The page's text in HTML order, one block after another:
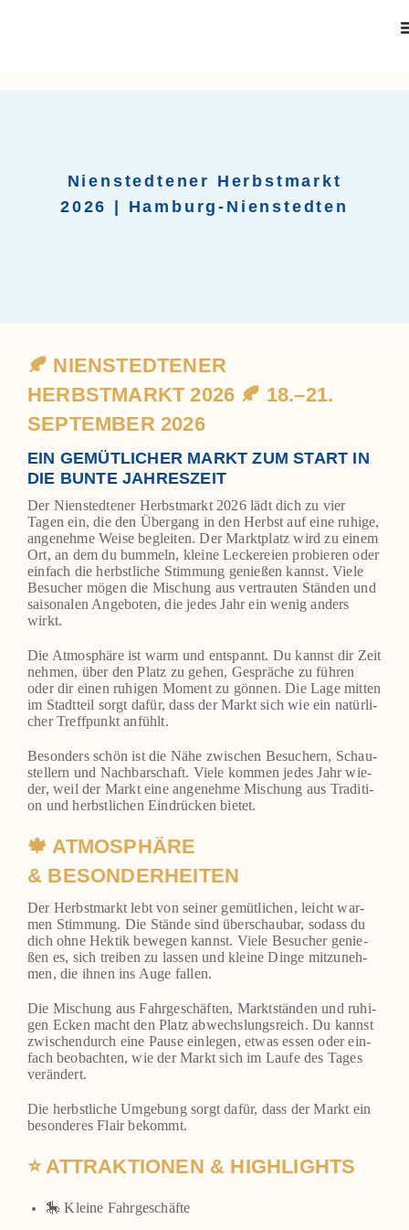
Nienstedtener Herbstmarkt
2026 | Hamburg-Nienstedten
🍂 NIENSTEDTENER
HERBSTMARKT 2026 🍂 18.–21.
SEPTEMBER 2026
EIN GEMÜTLICHER MARKT ZUM START IN
DIE BUNTE JAHRESZEIT
Der Nien­sted­te­ner Herbst­markt 2026 lädt dich zu vier
Tagen ein, die den Über­gang in den Herbst auf eine ruhi­ge,
ange­neh­me Wei­se beglei­ten. Der Markt­platz wird zu einem
Ort, an dem du bum­meln, klei­ne Lecke­rei­en pro­bie­ren oder
ein­fach die herbst­li­che Stim­mung genie­ßen kannst. Vie­le
Besu­cher mögen die Mischung aus ver­trau­ten Stän­den und
sai­so­na­len Ange­bo­ten, die jedes Jahr ein wenig anders
wirkt.
Die Atmo­sphä­re ist warm und ent­spannt. Du kannst dir Zeit
neh­men, über den Platz zu gehen, Gesprä­che zu füh­ren
oder dir einen ruhi­gen Moment zu gön­nen. Die Lage mit­ten
im Stadt­teil sorgt dafür, dass der Markt sich wie ein natür­li­
cher Treff­punkt anfühlt.
Beson­ders schön ist die Nähe zwi­schen Besu­chern, Schau­
stel­lern und Nach­bar­schaft. Vie­le kom­men jedes Jahr wie­
der, weil der Markt eine ange­neh­me Mischung aus Tra­di­ti­
on und herbst­li­chen Ein­drü­cken bie­tet.
🍁 ATMOSPHÄRE
& BESONDERHEITEN
Der Herbst­markt lebt von sei­ner gemüt­li­chen, leicht war­
men Stim­mung. Die Stän­de sind über­schau­bar, sodass du
dich ohne Hek­tik bewe­gen kannst. Vie­le Besu­cher genie­
ßen es, sich trei­ben zu las­sen und klei­ne Din­ge mit­zu­neh­
men, die ihnen ins Auge fal­len.
Die Mischung aus Fahr­ge­schäf­ten, Markt­stän­den und ruhi­
gen Ecken macht den Platz abwechs­lungs­reich. Du kannst
zwi­schen­durch eine Pau­se ein­le­gen, etwas essen oder ein­
fach beob­ach­ten, wie der Markt sich im Lau­fe des Tages
ver­än­dert.
Die herbst­li­che Umge­bung sorgt dafür, dass der Markt ein
beson­de­res Flair bekommt.
⭐ ATTRAKTIONEN & HIGHLIGHTS
🎠 Klei­ne Fahr­ge­schäf­te